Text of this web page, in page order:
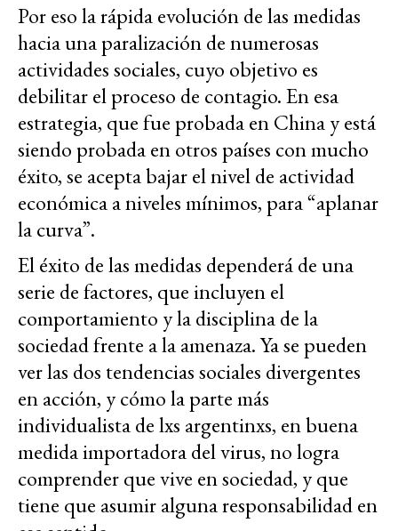
Por eso la rápida evolución de las medidas
hacia una paralización de numerosas
actividades sociales, cuyo objetivo es
debilitar el proceso de contagio. En esa
estrategia, que fue probada en China y está
siendo probada en otros países con mucho
éxito, se acepta bajar el nivel de actividad
económica a niveles mínimos, para “aplanar
la curva”.
El éxito de las medidas dependerá de una
serie de factores, que incluyen el
comportamiento y la disciplina de la
sociedad frente a la amenaza. Ya se pueden
ver las dos tendencias sociales divergentes
en acción, y cómo la parte más
individualista de lxs argentinxs, en buena
medida importadora del virus, no logra
comprender que vive en sociedad, y que
tiene que asumir alguna responsabilidad en